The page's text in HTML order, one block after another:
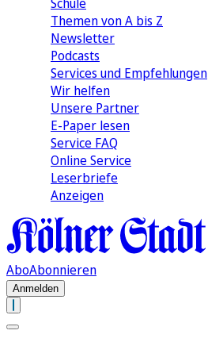
Themen von A bis Z
Newsletter
Podcasts
Services und Empfehlungen
Wir helfen
Unsere Partner
E-Paper lesen
Service FAQ
Online Service
Leserbriefe
Anzeigen
AboAbonnieren
Anmelden